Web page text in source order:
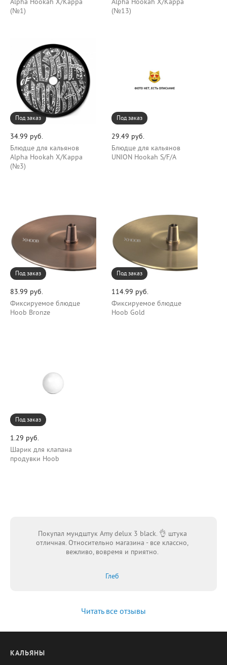
Alpha Hookah Х/Карра
(№1)
Alpha Hookah Х/Карра
(№13)
Под заказ
34.99 руб.
Блюдце для кальянов
Alpha Hookah Х/Карра
(№3)
Под заказ
29.49 руб.
Блюдце для кальянов
UNION Hookah S/F/A
Под заказ
83.99 руб.
Фиксируемое блюдце
Hoob Bronze
Под заказ
114.99 руб.
Фиксируемое блюдце
Hoob Gold
Под заказ
1.29 руб.
Шарик для клапана
продувки Hoob
Покупал мундштук Amy delux 3 black. 👌 штука
отличная. Относительно магазина - все классно,
вежливо, вовремя и приятно.
Глеб
Читать все отзывы
КАЛЬЯНЫ